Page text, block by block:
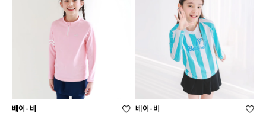
베이-비 베이-비